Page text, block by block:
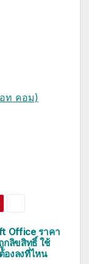
ท คอม)
Office ราคา
กลิขสิทธิ์ ใช้
องลงที่ไหน